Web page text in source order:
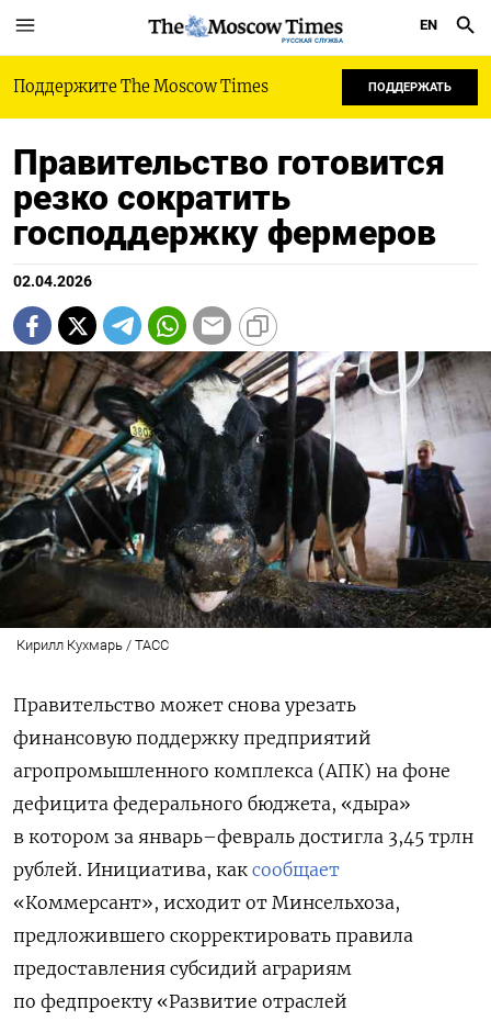
РУССКАЯ СЛУЖБА
EN
Поддержите The Moscow Times ПОДДЕРЖАТЬ
Правительство готовится
резко сократить
господдержку фермеров
02.04.2026
Кирилл Кухмарь / ТАСС
Правительство может снова урезать
финансовую поддержку предприятий
агропромышленного комплекса (АПК) на фоне
дефицита федерального бюджета, «дыра»
в котором за январь–февраль достигла 3,45 трлн
рублей. Инициатива, как сообщает
«Коммерсант», исходит от Минсельхоза,
предложившего скорректировать правила
предоставления субсидий аграриям
по федпроекту «Развитие отраслей